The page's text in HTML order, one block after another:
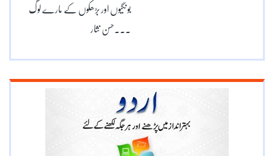
بونگیوں اور بڑھکوں کے مارے لوگ
۔۔۔حسن نثار